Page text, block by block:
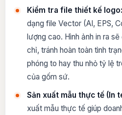
Kiểm tra file thiết kế logo:
dạng file Vector (AI, EPS,
lượng cao. Hình ảnh in ra
chỉ, tránh hoàn toàn tình
phóng to hay thu nhỏ tỷ lệ
của gốm sứ.
Sản xuất mẫu thực tế (In
xuất mẫu thực tế giúp